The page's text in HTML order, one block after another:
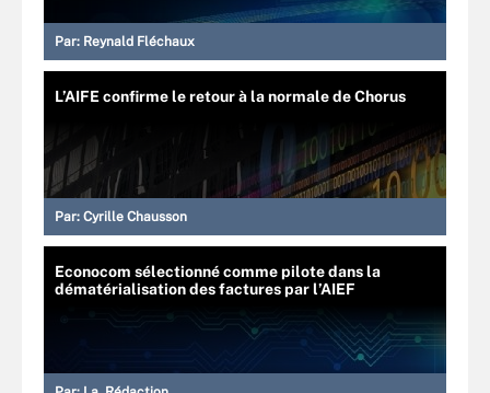
Par: Reynald Fléchaux
L’AIFE confirme le retour à la normale de Chorus
Par: Cyrille Chausson
Econocom sélectionné comme pilote dans la
dématérialisation des factures par l’AIEF